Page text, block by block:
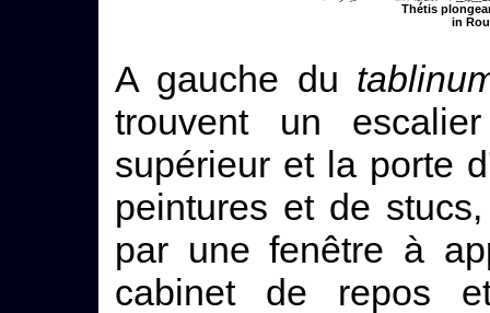
Thétis
in
A gauche du
trouvent un
supérieur et la porte
peintures et de
par une fenêtre à
cabinet de repos